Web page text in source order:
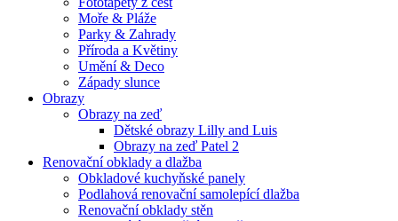
Moře & Pláže
Parky & Zahrady
Příroda a Květiny
Umění & Deco
Západy slunce
Obrazy
Obrazy na zeď
Dětské obrazy Lilly and Luis
Obrazy na zeď Patel 2
Renovační obklady a dlažba
Obkladové kuchyňské panely
Podlahová renovační samolepící dlažba
Renovační obklady stěn